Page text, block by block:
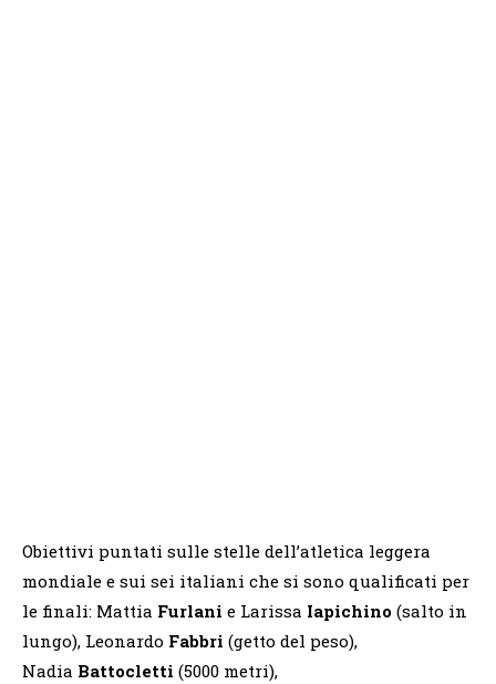
Obiettivi puntati sulle stelle dell’atletica leggera
mondiale e sui sei italiani che si sono qualificati per
le finali: Mattia Furlani e Larissa Iapichino (salto in
lungo), Leonardo Fabbri (getto del peso),
Nadia Battocletti (5000 metri),